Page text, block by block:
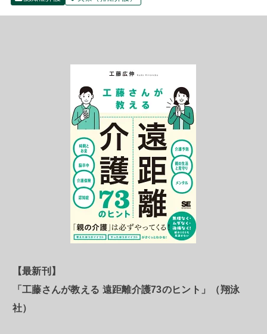
【最新刊】
「工藤さんが教える 遠距離介護73のヒント」（翔泳
社）